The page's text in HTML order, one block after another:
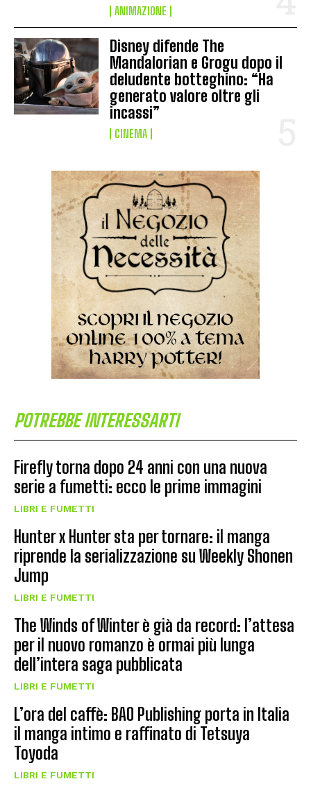
ANIMAZIONE
Disney difende The
Mandalorian e Grogu dopo il
deludente botteghino: “Ha
generato valore oltre gli
incassi”
CINEMA
POTREBBE INTERESSARTI
Firefly torna dopo 24 anni con una nuova
serie a fumetti: ecco le prime immagini
LIBRI E FUMETTI
Hunter x Hunter sta per tornare: il manga
riprende la serializzazione su Weekly Shonen
Jump
LIBRI E FUMETTI
The Winds of Winter è già da record: l’attesa
per il nuovo romanzo è ormai più lunga
dell’intera saga pubblicata
LIBRI E FUMETTI
L’ora del caffè: BAO Publishing porta in Italia
il manga intimo e raffinato di Tetsuya
Toyoda
LIBRI E FUMETTI